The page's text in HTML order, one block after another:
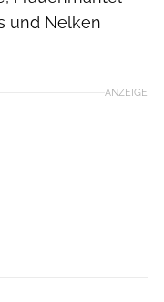
und Nelken
ANZEIGE